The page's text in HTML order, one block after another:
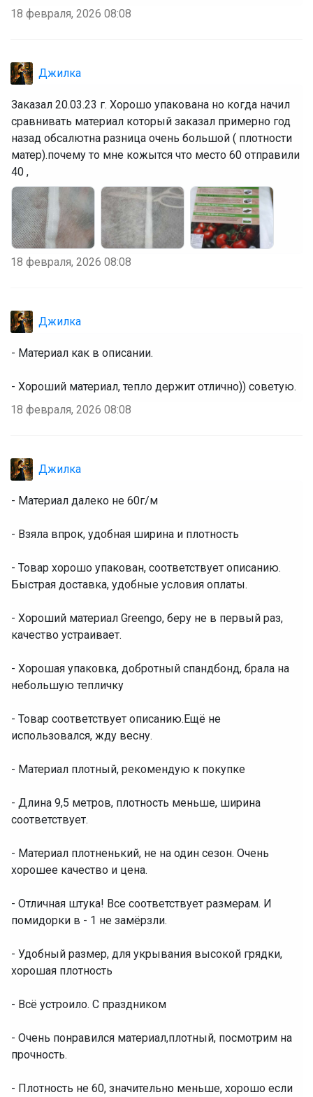
18 февраля, 2026 08:08
Джилка
Заказал 20.03.23 г. Хорошо упакована но когда начил
сравнивать материал который заказал примерно год
назад обсалютна разница очень большой ( плотности
матер).почему то мне кожытся что место 60 отправили
40 ,
18 февраля, 2026 08:08
Джилка
- Материал как в описании.
- Хороший материал, тепло держит отлично)) советую.
18 февраля, 2026 08:08
Джилка
- Материал далеко не 60г/м
- Взяла впрок, удобная ширина и плотность
- Товар хорошо упакован, соответствует описанию.
Быстрая доставка, удобные условия оплаты.
- Хороший материал Greengo, беру не в первый раз,
качество устраивает.
- Хорошая упаковка, добротный спандбонд, брала на
небольшую тепличку
- Товар соответствует описанию.Ещё не
использовался, жду весну.
- Материал плотный, рекомендую к покупке
- Длина 9,5 метров, плотность меньше, ширина
соответствует.
- Материал плотненький, не на один сезон. Очень
хорошее качество и цена.
- Отличная штука! Все соответствует размерам. И
помидорки в - 1 не замёрзли.
- Удобный размер, для укрывания высокой грядки,
хорошая плотность
- Всё устроило. С праздником
- Очень понравился материал,плотный, посмотрим на
прочность.
- Плотность не 60, значительно меньше, хорошо если